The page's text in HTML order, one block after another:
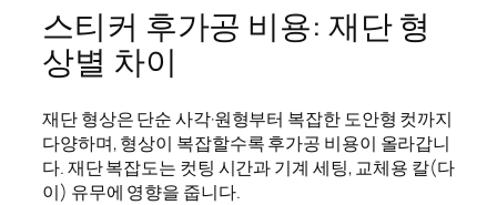
스티커 후가공 비용: 재단 형
상별 차이
재단 형상은 단순 사각·원형부터 복잡한 도안형 컷까지
다양하며, 형상이 복잡할수록 후가공 비용이 올라갑니
다. 재단 복잡도는 컷팅 시간과 기계 세팅, 교체용 칼(다
이) 유무에 영향을 줍니다.